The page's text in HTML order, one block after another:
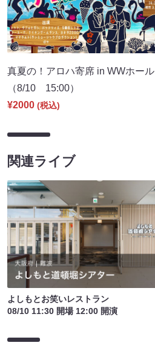
真夏の！アロハ寄席 in WWホール
（8/10 15:00）
¥2000 (税込)
関連ライブ
よしもとお笑いレストラン
08/10 11:30 開場 12:00 開演